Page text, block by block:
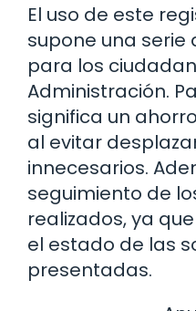
El uso de este
supone una
para los
Administración.
significa un
al evitar
innecesarios.
seguimiento de
realizados, ya
el estado de las
presentadas.